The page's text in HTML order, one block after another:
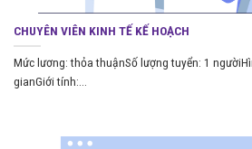
CHUYÊN VIÊN KINH TẾ KẾ HOẠCH
Mức lương: thỏa thuậnSố lượng tuyển: 1
gianGiới tính:...